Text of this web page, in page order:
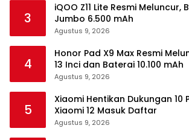
3
iQOO Z11 Lite Resmi Meluncur,
Jumbo 6.500 mAh
Agustus 9, 2026
4
Honor Pad X9 Max Resmi
13 Inci dan Baterai 10.100 mAh
Agustus 9, 2026
5
Xiaomi Hentikan Dukungan 10
Xiaomi 12 Masuk Daftar
Agustus 9, 2026